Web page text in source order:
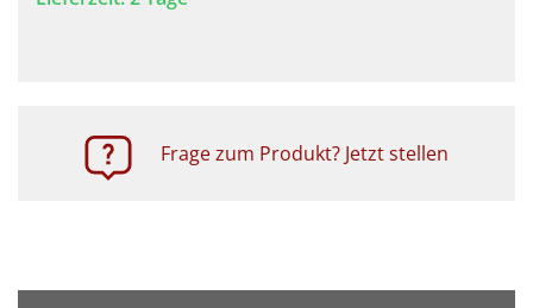
Frage zum Produkt? Jetzt stellen